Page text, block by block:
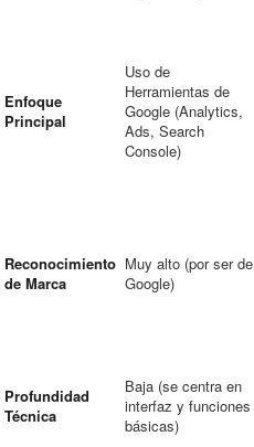
Enfoque
Principal
Uso de
Herramientas de
Google (Analytics,
Ads, Search
Console)
Reconocimiento
de Marca
Muy alto (por ser de
Google)
Profundidad
Técnica
Baja (se centra en
interfaz y funciones
básicas)